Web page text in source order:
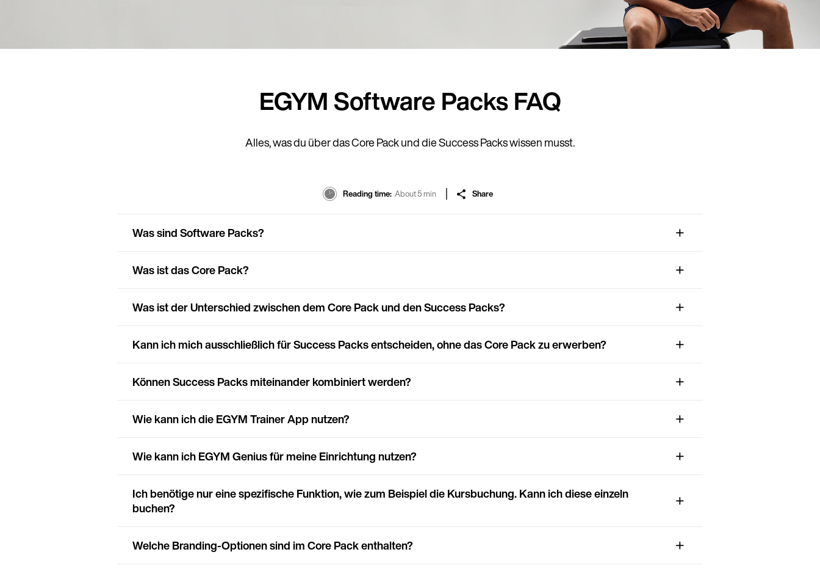
EGYM Software Packs FAQ
Alles, was du über das Core Pack und die Success Packs wissen musst.
Reading time About 5 min Share
Was sind Software Packs?
Was ist das Core Pack?
Was ist der Unterschied zwischen dem Core Pack und den Success Packs?
Kann ich mich ausschließlich für Success Packs entscheiden, ohne das Core Pack zu erwerben?
Können Success Packs miteinander kombiniert werden?
Wie kann ich die EGYM Trainer App nutzen?
Wie kann ich EGYM Genius für meine Einrichtung nutzen?
Ich benötige nur eine spezifische Funktion, wie zum Beispiel die Kursbuchung. Kann ich diese einzeln
buchen?
Welche Branding-Optionen sind im Core Pack enthalten?